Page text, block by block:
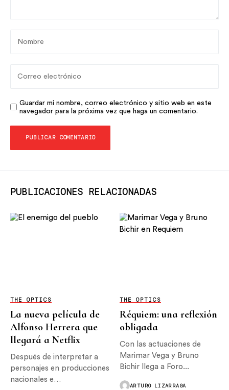
Guardar mi nombre, correo electrónico y sitio web en este
navegador para la próxima vez que haga un comentario.
PUBLICACIONES RELACIONADAS
THE OPTICS
La nueva película de
Alfonso Herrera que
llegará a Netflix
Después de interpretar a
personajes en producciones
nacionales e
THE OPTICS
Réquiem: una reflexión
obligada
Con las actuaciones de
Marimar Vega y Bruno
Bichir llega a Foro...
ARTURO LIZARRAGA